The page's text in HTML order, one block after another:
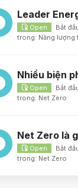
Leader
Open
Bắt
trong: Năng lượng
Nhiều biện
Open
Bắt
trong: Net Zero
Net Zero là
Open
Bắt
trong: Net Zero